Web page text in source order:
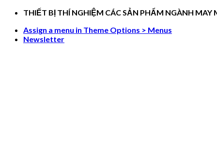
Skip
content
THIẾT BỊ THÍ NGHIỆM CÁC SẢN PHẨM NGÀNH MAY
Assign a menu in Theme Options > Menus
Newsletter